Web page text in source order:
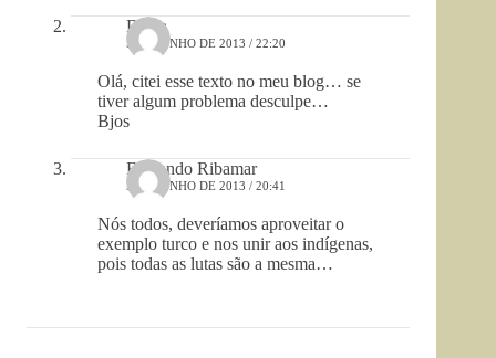
Dacia
5 DE JUNHO DE 2013 / 22:20
Olá, citei esse texto no meu blog… se
tiver algum problema desculpe…
Bjos
Fernando Ribamar
5 DE JUNHO DE 2013 / 20:41
Nós todos, deveríamos aproveitar o
exemplo turco e nos unir aos indígenas,
pois todas as lutas são a mesma…